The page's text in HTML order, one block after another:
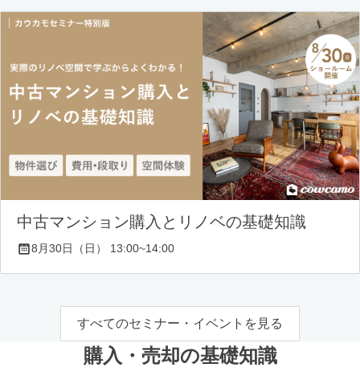
中古マンション購入とリノベの基礎知識
8月30日（日） 13:00~14:00
すべてのセミナー・イベントを見る
購入・売却の基礎知識